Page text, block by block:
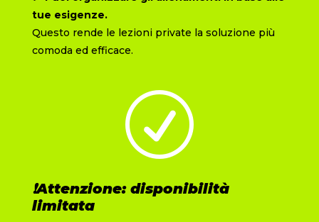
tue esigenze.
Questo rende le lezioni private la soluzione più
comoda ed efficace.
R
❗Attenzione: disponibilità
limitata